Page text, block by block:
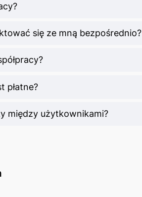
się ze mną bezpośrednio?
płatne?
między użytkownikami?